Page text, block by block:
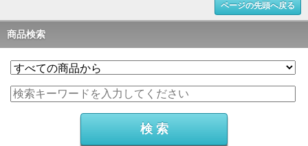
ページの先頭へ戻る
商品検索